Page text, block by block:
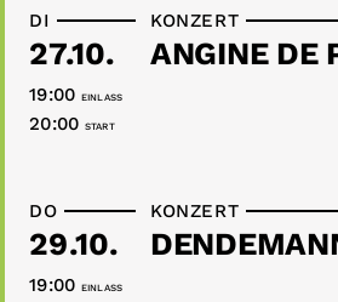
DI
27.10.
EINLASS
19:00
START
20:00
KONZERT
ANGINE DE
DO
29.10.
EINLASS
19:00
KONZERT